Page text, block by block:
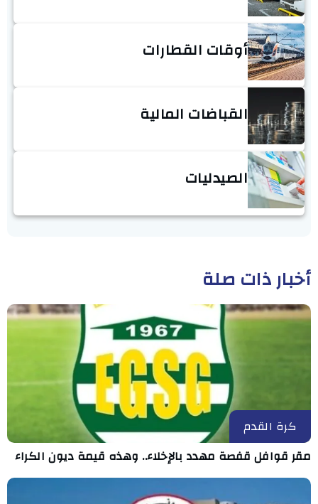
أوقات القطارات
القباضات المالية
الصيدليات
أخبار ذات صلة
كرة القدم
مقر قوافل قفصة مهدد بالإخلاء.. وهذه قيمة ديون الكراء